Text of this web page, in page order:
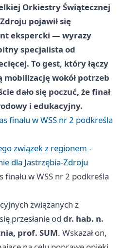
Orkiestry Świątecznej
pojawił się
ekspercki — wyrazy
specjalista od
To gest, który łączy
mobilizację wokół potrzeb
dało się poczuć, że finał
i edukacyjny.
finału w WSS nr 2 podkreśla
związek z regionem -
dla Jastrzębia-Zdroju
finału w WSS nr 2 podkreśla
związanych z
przesłanie od dr. hab. n.
prof. SUM. Wskazał on,